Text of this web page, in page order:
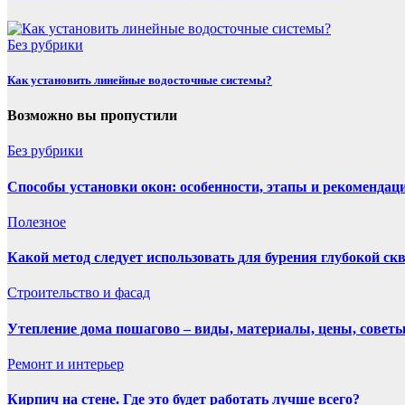
Без рубрики
Как установить линейные водосточные системы?
Возможно вы пропустили
Без рубрики
Способы установки окон: особенности, этапы и
Полезнoe
Какой метод следует использовать для бурения глубокой
Строительство и фасад
Утепление дома пошагово – виды, материалы, цены, советы
Ремонт и интерьер
Кирпич на стене. Где это будет работать лучше всего?